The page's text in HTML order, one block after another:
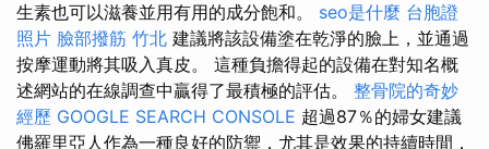
生素也可以滋養並用有用的成分飽和。 seo是什麼 台胞證
照片 臉部撥筋 竹北 建議將該設備塗在乾淨的臉上，並通過
按摩運動將其吸入真皮。 這種負擔得起的設備在對知名概
述網站的在線調查中贏得了最積極的評估。 整骨院的奇妙
經歷 GOOGLE SEARCH CONSOLE 超過87％的婦女建議
佛羅里亞人作為一種良好的防禦，尤其是效果的持續時間，